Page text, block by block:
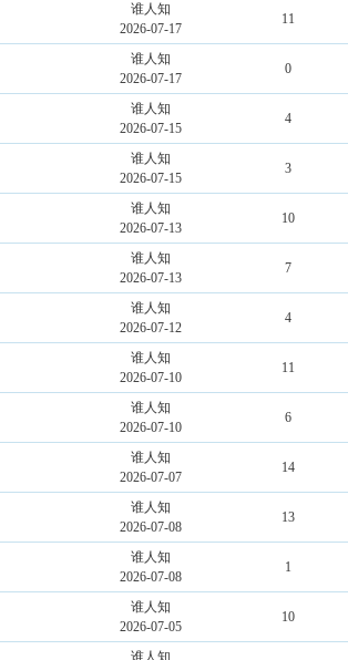
谁人知
2026-07-17
11
谁人知
2026-07-17
0
谁人知
2026-07-15
4
谁人知
2026-07-15
3
谁人知
2026-07-13
10
谁人知
2026-07-13
7
谁人知
2026-07-12
4
谁人知
2026-07-10
11
谁人知
2026-07-10
6
谁人知
2026-07-07
14
谁人知
2026-07-08
13
谁人知
2026-07-08
1
谁人知
2026-07-05
10
谁人知